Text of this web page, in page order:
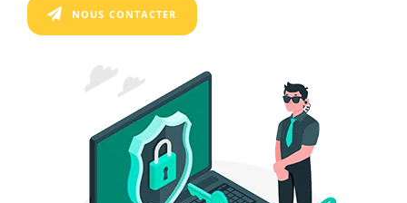
NOUS CONTACTER